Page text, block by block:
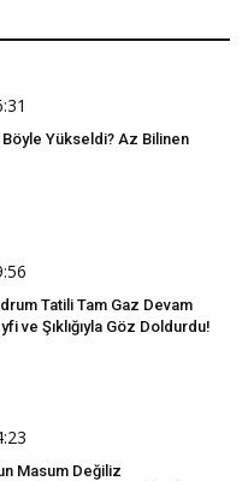
Böyle Yükseldi? Az Bilinen
Tatili Tam Gaz Devam
ve Şıklığıyla Göz Doldurdu!
Masum Değiliz